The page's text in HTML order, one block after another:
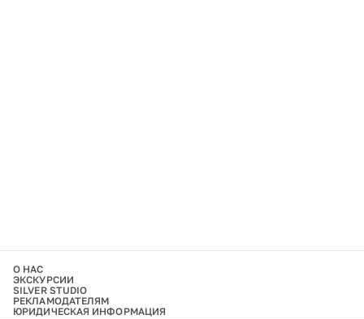
О НАС
ЭКСКУРСИИ
SILVER STUDIO
РЕКЛАМОДАТЕЛЯМ
ЮРИДИЧЕСКАЯ ИНФОРМАЦИЯ